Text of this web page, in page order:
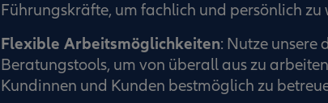
Führungskräfte, um fachlich und persönlich zu
Flexible Arbeitsmöglichkeiten: Nutze unsere
Beratungstools, um von überall aus zu
Kundinnen und Kunden bestmöglich zu